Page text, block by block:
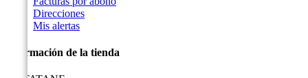
Direcciones
Mis alertas
Información de la tienda